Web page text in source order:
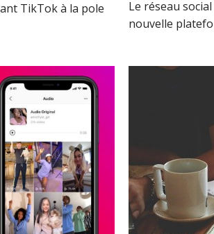
TikTok à la pole
Le réseau
nouvelle